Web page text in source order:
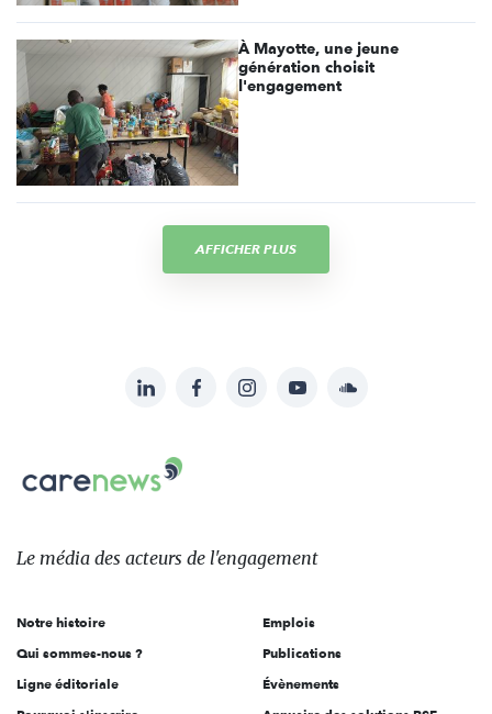
À Mayotte, une jeune
génération choisit
l'engagement
AFFICHER PLUS
sur:
LinkedInFacebookInstagramYouTubeSoundcloud
Le
des
l'engagement
Le média des acteurs de l'engagement
Notre histoire
Qui sommes-nous ?
Ligne éditoriale
Emplois
Publications
Évènements